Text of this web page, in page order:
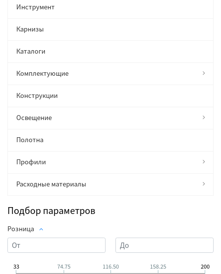
Инструмент
Карнизы
Каталоги
Комплектующие
Конструкции
Освещение
Полотна
Профили
Расходные материалы
Подбор параметров
Розница
33 74.75 116.50 158.25 200